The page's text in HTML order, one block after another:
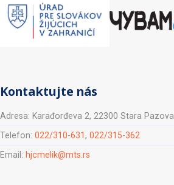
Kontaktujte nás
Adresa: Karađorđeva 2, 22300 Stara Pazova
Telefon: 022/310-631, 022/315-362
Email: hjcmelik@mts.rs